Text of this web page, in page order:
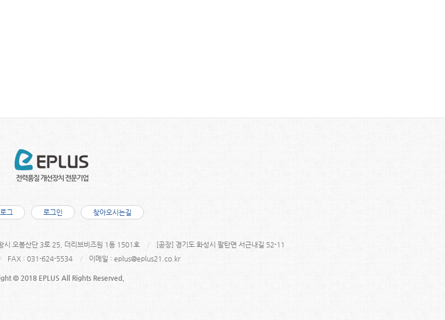
그 로그인 찾아오시는길
시 오봉산단 3로 25, 더리브비즈원 1동 1501호
[공장] 경기도 화성시 팔탄면 서근내길 52-11
FAX : 031-624-5534 이메일 : eplus@eplus21.co.kr
© 2018 EPLUS All Rights Reserved.